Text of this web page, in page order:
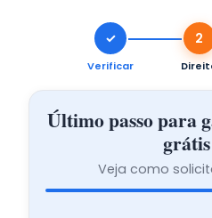
✓
Verificar
2
Último passo para
grátis
Veja como